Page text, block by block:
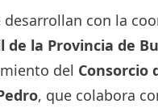
desarrollan con la
de la Provincia de
del Consorcio
, que colabora